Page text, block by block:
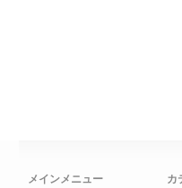
メインメニュー
カ